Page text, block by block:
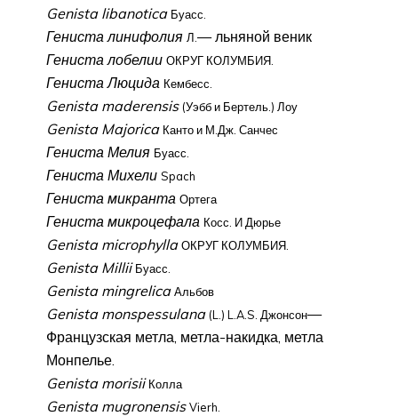
Genista libanotica Буасс.
Гениста линифолия Л. — льняной веник
Гениста лобелии ОКРУГ КОЛУМБИЯ.
Гениста Люцида Кембесс.
Genista maderensis (Уэбб и Бертель.) Лоу
Genista Majorica Канто и М.Дж. Санчес
Гениста Мелия Буасс.
Гениста Михели Spach
Гениста микранта Ортега
Гениста микроцефала Косс. И Дюрье
Genista microphylla ОКРУГ КОЛУМБИЯ.
Genista Millii Буасс.
Genista mingrelica Альбов
Genista monspessulana (L.) L.A.S. Джонсон—
Французская метла, метла-накидка, метла
Монпелье.
Genista morisii Колла
Genista mugronensis Vierh.